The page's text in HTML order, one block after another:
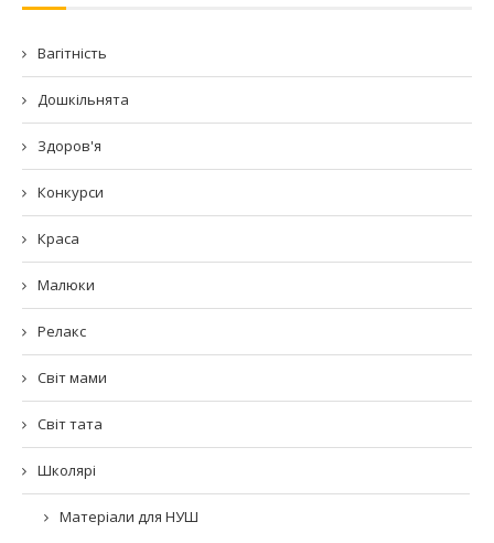
Вагітність
Дошкільнята
Здоров'я
Конкурси
Краса
Малюки
Релакс
Світ мами
Світ тата
Школярі
Матеріали для НУШ